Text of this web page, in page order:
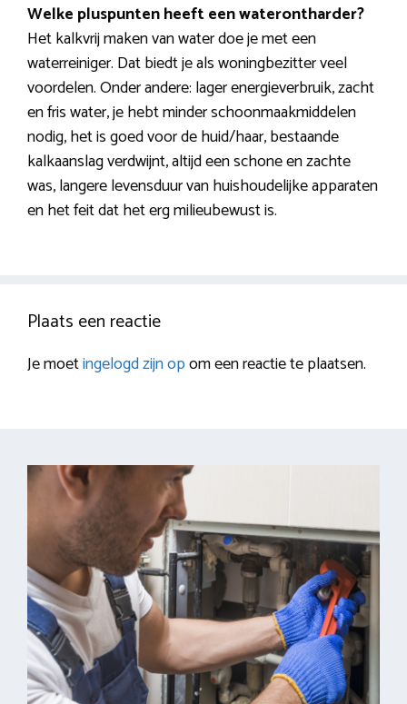
Welke pluspunten heeft een waterontharder?
Het kalkvrij maken van water doe je met een
waterreiniger. Dat biedt je als woningbezitter veel
voordelen. Onder andere: lager energieverbruik, zacht
en fris water, je hebt minder schoonmaakmiddelen
nodig, het is goed voor de huid/haar, bestaande
kalkaanslag verdwijnt, altijd een schone en zachte
was, langere levensduur van huishoudelijke apparaten
en het feit dat het erg milieubewust is.
Plaats een reactie
Je moetingelogd zijn opom een reactie te plaatsen.